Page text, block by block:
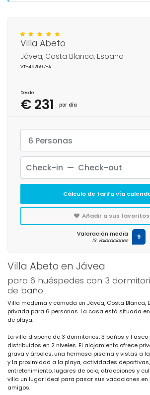
Villa Abeto en Jávea
para 6 huéspedes con 3
de baño
Villa moderna y cómoda en Jávea, Costa Blanca,
privada para 6 personas. La casa está situada
de playa.
La villa dispone de 3 dormitorios, 3 baños y 1
distribuidos en 2 niveles. El alojamiento ofrece
grava y árboles, una hermosa piscina y vistas a
y la proximidad a la playa, actividades
entretenimiento, lugares de ocio, atracciones y
villa un lugar ideal para pasar sus vacaciones en
amigos.
Villa Abeto
Jávea, Costa Blanca, España
VT-492597-A
Desde
€ 231 por día
6 Personas
Cálculo de tarifa vía
Añadir a sus favoritos
Valoración media
13 Valoraciones 9